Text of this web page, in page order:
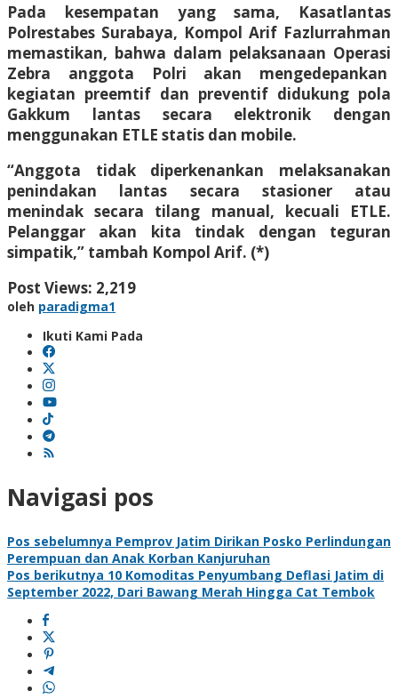
Pada kesempatan yang sama, Kasatlantas
Polrestabes Surabaya, Kompol Arif Fazlurrahman
memastikan, bahwa dalam pelaksanaan Operasi
Zebra anggota Polri akan mengedepankan
kegiatan preemtif dan preventif didukung pola
Gakkum lantas secara elektronik dengan
menggunakan ETLE statis dan mobile.
“Anggota tidak diperkenankan melaksanakan
penindakan lantas secara stasioner atau
menindak secara tilang manual, kecuali ETLE.
Pelanggar akan kita tindak dengan teguran
simpatik,” tambah Kompol Arif. (*)
Post Views: 2,219
oleh paradigma1
Ikuti Kami Pada
Navigasi pos
Pos sebelumnya Pemprov Jatim Dirikan Posko Perlindungan
Perempuan dan Anak Korban Kanjuruhan
Pos berikutnya 10 Komoditas Penyumbang Deflasi Jatim di
September 2022, Dari Bawang Merah Hingga Cat Tembok